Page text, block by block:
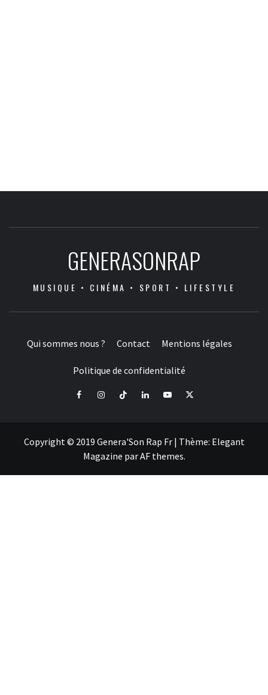
GENERASONRAP
MUSIQUE • CINÉMA • SPORT • LIFESTYLE
Qui sommes nous ? Contact Mentions légales
Politique de confidentialité
FacebookInstagramTiktok LinkedInYoutube
X
Copyright © 2019 Genera'Son Rap Fr | Thème: Elegant
Magazine parAF themes.